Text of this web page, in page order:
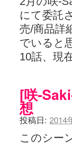
にて委託
売/商品詳
でいると
10話、現
[咲-
想
投稿日: 2014
このシー